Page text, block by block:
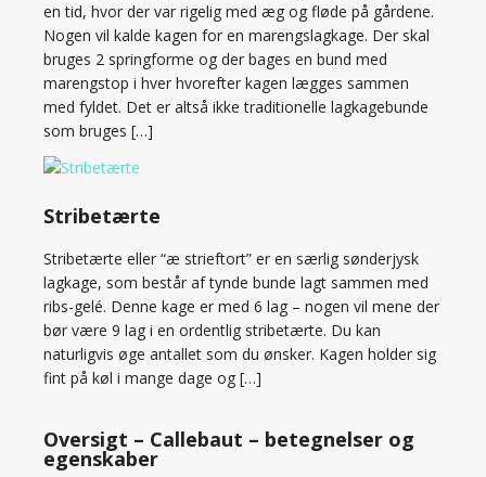
en tid, hvor der var rigelig med æg og fløde på gårdene.
Nogen vil kalde kagen for en marengslagkage. Der skal
bruges 2 springforme og der bages en bund med
marengstop i hver hvorefter kagen lægges sammen
med fyldet. Det er altså ikke traditionelle lagkagebunde
som bruges […]
Stribetærte
Stribetærte eller “æ strieftort” er en særlig sønderjysk
lagkage, som består af tynde bunde lagt sammen med
ribs-gelé. Denne kage er med 6 lag – nogen vil mene der
bør være 9 lag i en ordentlig stribetærte. Du kan
naturligvis øge antallet som du ønsker. Kagen holder sig
fint på køl i mange dage og […]
Oversigt – Callebaut – betegnelser og
egenskaber